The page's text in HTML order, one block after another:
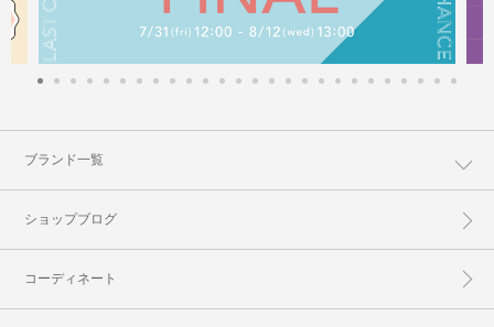
ブランド一覧
ショップブログ
コーディネート